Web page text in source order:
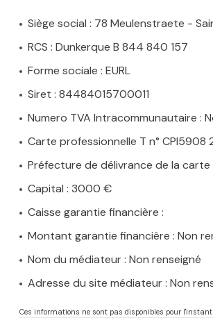
Siège social : 78 Meulenstraete -
RCS : Dunkerque B 844 840 157
Forme sociale : EURL
Siret : 84484015700011
Numero TVA Intracommunautaire :
Carte professionnelle T n°
Préfecture de délivrance de la carte
Capital : 3000 €
Caisse garantie financière :
Montant garantie financière : Non
Nom du médiateur : Non renseigné
Adresse du site médiateur : Non
Ces informations ne sont pas disponibles pour